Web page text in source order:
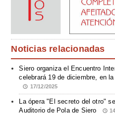
Noticias relacionadas
Siero organiza el Encuentro
celebrará 19 de diciembre, en
17/12/2025
La ópera "El secreto del otro"
Auditorio de Pola de Siero